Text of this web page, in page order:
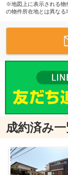
※地図上に表示される物
の物件所在地とは異なる
成約済み